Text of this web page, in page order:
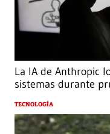
La IA de Anthropic
sistemas durante
TECNOLOGÍA